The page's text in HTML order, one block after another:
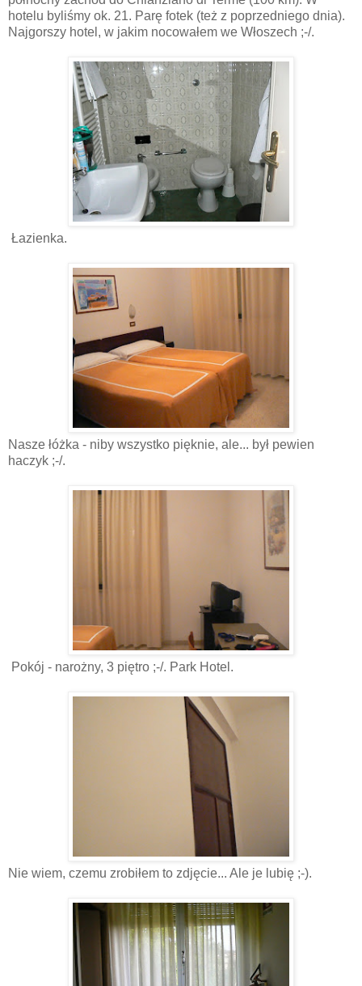
hotelu byliśmy ok. 21. Parę fotek (też z poprzedniego dnia).
Najgorszy hotel, w jakim nocowałem we Włoszech ;-/.
Łazienka.
Nasze łóżka - niby wszystko pięknie, ale... był pewien
haczyk ;-/.
Pokój - narożny, 3 piętro ;-/. Park Hotel.
Nie wiem, czemu zrobiłem to zdjęcie... Ale je lubię ;-).